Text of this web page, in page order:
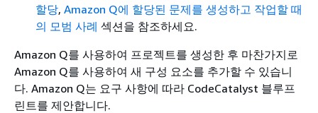
할당, Amazon Q에 할당된 문제를 생성하고 작업할 때
의 모범 사례 섹션을 참조하세요.
Amazon Q를 사용하여 프로젝트를 생성한 후 마찬가지로
Amazon Q를 사용하여 새 구성 요소를 추가할 수 있습니
다. Amazon Q는 요구 사항에 따라 CodeCatalyst 블루프
린트를 제안합니다.